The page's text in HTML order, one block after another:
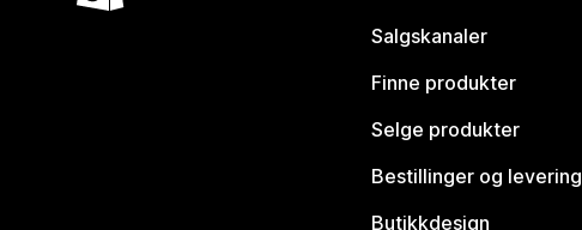
Salgskanaler
Finne produkter
Selge produkter
Bestillinger og levering
Butikkdesign